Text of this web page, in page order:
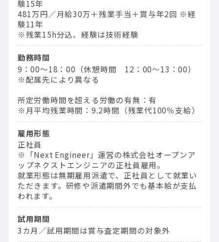
験15年
481万円／⽉給30万＋残業⼿当＋賞与年2回 ※経
験11年
※残業15h分込、経験は技術経験
勤務時間
9：00〜18：00（休憩時間 12：00〜13：00）
※配属先により異なる
所定労働時間を超える労働の有無：有
※月平均残業時間：9.2時間（残業代100％支給）
雇用形態
正社員
※「Next Engineer」運営の株式会社オープンア
ップネクストエンジニアの正社員雇用。
就業形態は無期雇用派遣で、正社員として就業い
ただきます。研修や派遣期間外でも基本給が支払
われます。
試用期間
3カ月／試用期間は賞与査定期間の対象外